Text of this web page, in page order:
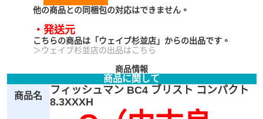
他の商品との同梱包の対応はできません。
・発送元
こちらの商品は「ウェイブ杉並店」からの出品です。
＞ウェイブ杉並店の出品はこちら
商品情報
商品に関して
商品名
フィッシュマン BC4 ブリスト コンパクト
8.3XXXH